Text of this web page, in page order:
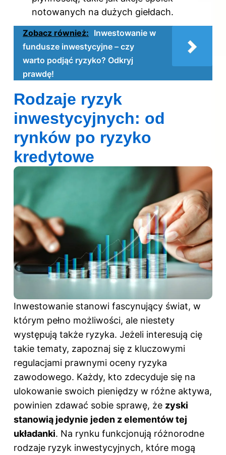
notowanych na dużych giełdach.
Zobacz również: Inwestowanie w
fundusze inwestycyjne – czy
warto podjąć ryzyko? Odkryj
prawdę!
Rodzaje ryzyk
inwestycyjnych: od
rynków po ryzyko
kredytowe
Inwestowanie stanowi fascynujący świat, w
którym pełno możliwości, ale niestety
występują także ryzyka. Jeżeli interesują cię
takie tematy, zapoznaj się z kluczowymi
regulacjami prawnymi oceny ryzyka
zawodowego. Każdy, kto zdecyduje się na
ulokowanie swoich pieniędzy w różne aktywa,
powinien zdawać sobie sprawę, że zyski
stanowią jedynie jeden z elementów tej
układanki. Na rynku funkcjonują różnorodne
rodzaje ryzyk inwestycyjnych, które mogą